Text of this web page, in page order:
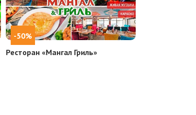
-50%
Ресторан «Мангал Гриль»